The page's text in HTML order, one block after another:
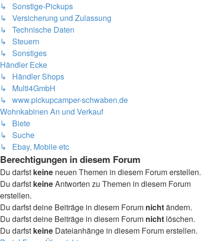
↳ Sonstige-Pickups
↳ Versicherung und Zulassung
↳ Technische Daten
↳ Steuern
↳ Sonstiges
Händler Ecke
↳ Händler Shops
↳ Multi4GmbH
↳ www.pickupcamper-schwaben.de
Wohnkabinen An und Verkauf
↳ Biete
↳ Suche
↳ Ebay, Mobile etc
Berechtigungen in diesem Forum
Du darfst keine neuen Themen in diesem Forum erstellen.
Du darfst keineAntworten zu Themen in diesem Forum
erstellen.
Du darfst deine Beiträge in diesem Forum nichtändern.
Du darfst deine Beiträge in diesem Forum nicht löschen.
Du darfst keine Dateianhänge in diesem Forum erstellen.